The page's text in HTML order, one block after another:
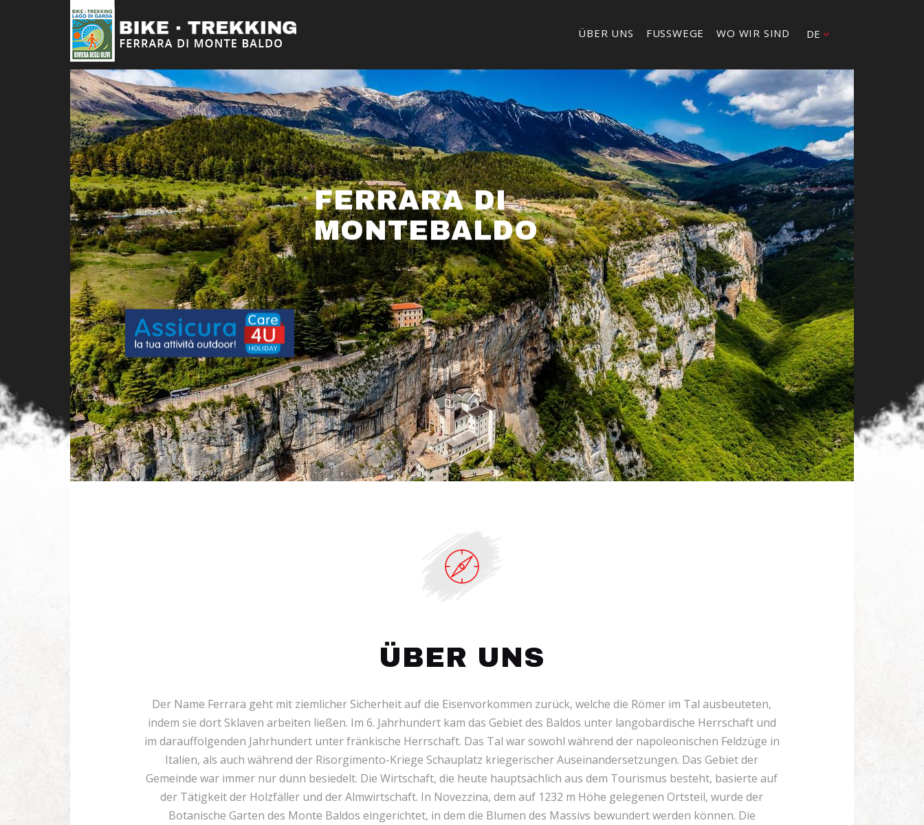
DE
ÜBER UNS FUSSWEGE WO WIR SIND
FERRARA DI
MONTEBALDO
ÜBER UNS
Der Name Ferrara geht mit ziemlicher Sicherheit auf die Eisenvorkommen zurück, welche die Römer im Tal ausbeuteten,
indem sie dort Sklaven arbeiten ließen. Im 6. Jahrhundert kam das Gebiet des Baldos unter langobardische Herrschaft und
im darauffolgenden Jahrhundert unter fränkische Herrschaft. Das Tal war sowohl während der napoleonischen Feldzüge in
Italien, als auch während der Risorgimento-Kriege Schauplatz kriegerischer Auseinandersetzungen. Das Gebiet der
Gemeinde war immer nur dünn besiedelt. Die Wirtschaft, die heute hauptsächlich aus dem Tourismus besteht, basierte auf
der Tätigkeit der Holzfäller und der Almwirtschaft. In Novezzina, dem auf 1232 m Höhe gelegenen Ortsteil, wurde der
Botanische Garten des Monte Baldos eingerichtet, in dem die Blumen des Massivs bewundert werden können. Die